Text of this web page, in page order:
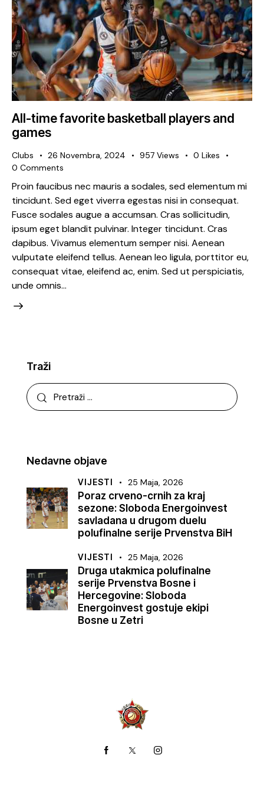
All-time favorite basketball players and
games
Clubs 26 Novembra, 2024 957 Views 0 Likes
0 Comments
Proin faucibus nec mauris a sodales, sed elementum mi
tincidunt. Sed eget viverra egestas nisi in consequat.
Fusce sodales augue a accumsan. Cras sollicitudin,
ipsum eget blandit pulvinar. Integer tincidunt. Cras
dapibus. Vivamus elementum semper nisi. Aenean
vulputate eleifend tellus. Aenean leo ligula, porttitor eu,
consequat vitae, eleifend ac, enim. Sed ut perspiciatis,
unde omnis…
Traži
Nedavne objave
VIJESTI 25 Maja, 2026
Poraz crveno-crnih za kraj
sezone: Sloboda Energoinvest
savladana u drugom duelu
polufinalne serije Prvenstva BiH
VIJESTI 25 Maja, 2026
Druga utakmica polufinalne
serije Prvenstva Bosne i
Hercegovine: Sloboda
Energoinvest gostuje ekipi
Bosne u Zetri